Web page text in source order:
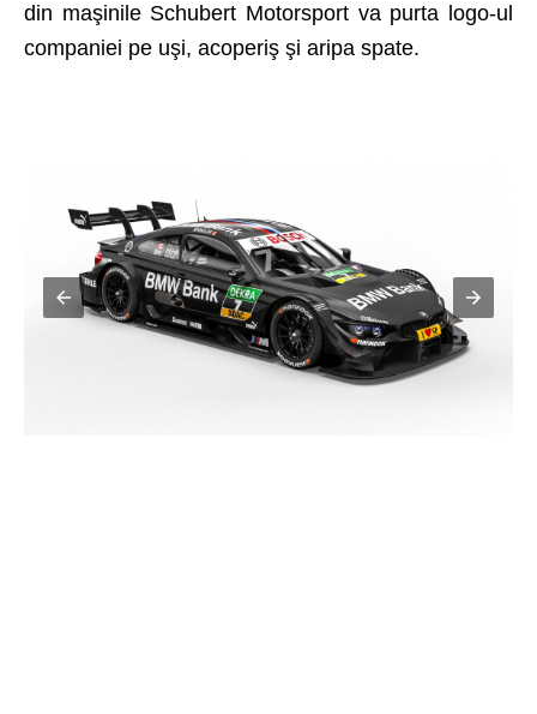
din maşinile Schubert Motorsport va purta logo-ul
companiei pe uşi, acoperiş şi aripa spate.